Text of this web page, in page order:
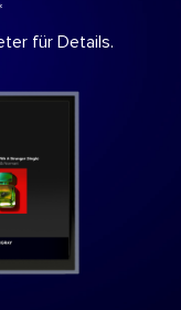
für Details.